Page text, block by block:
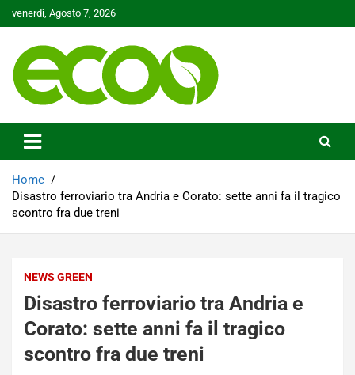
to
venerdì, Agosto 7, 2026
Ecoo.it
Home
Disastro ferroviario tra Andria e Corato: sette anni fa il tragico
scontro fra due treni
NEWS GREEN
Disastro ferroviario tra Andria e
Corato: sette anni fa il tragico
scontro fra due treni